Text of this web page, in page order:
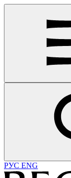
РУС ENG